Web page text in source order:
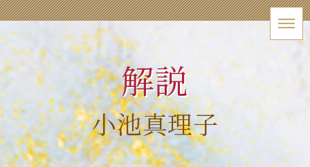
解説
小池真理子